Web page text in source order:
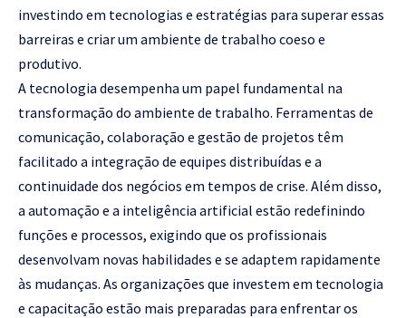
investindo em tecnologias e estratégias para superar essas
barreiras e criar um ambiente de trabalho coeso e
produtivo.
A tecnologia desempenha um papel fundamental na
transformação do ambiente de trabalho. Ferramentas de
comunicação, colaboração e gestão de projetos têm
facilitado a integração de equipes distribuídas e a
continuidade dos negócios em tempos de crise. Além disso,
a automação e a inteligência artificial estão redefinindo
funções e processos, exigindo que os profissionais
desenvolvam novas habilidades e se adaptem rapidamente
às mudanças. As organizações que investem em tecnologia
e capacitação estão mais preparadas para enfrentar os